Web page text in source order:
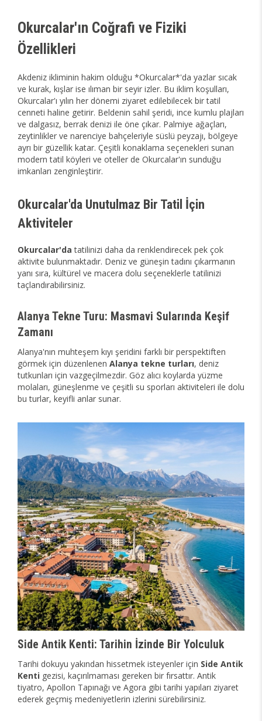
Okurcalar'ın Coğrafi ve Fiziki
Özellikleri
Akdeniz ikliminin hakim olduğu *Okurcalar*'da yazlar sıcak
ve kurak, kışlar ise ılıman bir seyir izler. Bu iklim koşulları,
Okurcalar'ı yılın her dönemi ziyaret edilebilecek bir tatil
cenneti haline getirir. Beldenin sahil şeridi, ince kumlu plajları
ve dalgasız, berrak denizi ile öne çıkar. Palmiye ağaçları,
zeytinlikler ve narenciye bahçeleriyle süslü peyzajı, bölgeye
ayrı bir güzellik katar. Çeşitli konaklama seçenekleri sunan
modern tatil köyleri ve oteller de Okurcalar'ın sunduğu
imkanları zenginleştirir.
Okurcalar'da Unutulmaz Bir Tatil İçin
Aktiviteler
Okurcalar'datatilinizi daha da renklendirecek pek çok
aktivite bulunmaktadır. Deniz ve güneşin tadını çıkarmanın
yanı sıra, kültürel ve macera dolu seçeneklerle tatilinizi
taçlandırabilirsiniz.
Alanya Tekne Turu: Masmavi Sularında Keşif
Zamanı
Alanya'nın muhteşem kıyı şeridini farklı bir perspektiften
görmek için düzenlenen Alanya tekne turları, deniz
tutkunları için vazgeçilmezdir. Göz alıcı koylarda yüzme
molaları, güneşlenme ve çeşitli su sporları aktiviteleri ile dolu
bu turlar, keyifli anlar sunar.
Side Antik Kenti: Tarihin İzinde Bir Yolculuk
Tarihi dokuyu yakından hissetmek isteyenler için Side Antik
Kenti gezisi, kaçırılmaması gereken bir fırsattır. Antik
tiyatro, Apollon Tapınağı ve Agora gibi tarihi yapıları ziyaret
ederek geçmiş medeniyetlerin izlerini sürebilirsiniz.